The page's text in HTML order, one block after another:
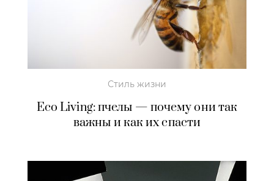
Стиль жизни
Eco Living: пчелы — почему они так
важны и как их спасти